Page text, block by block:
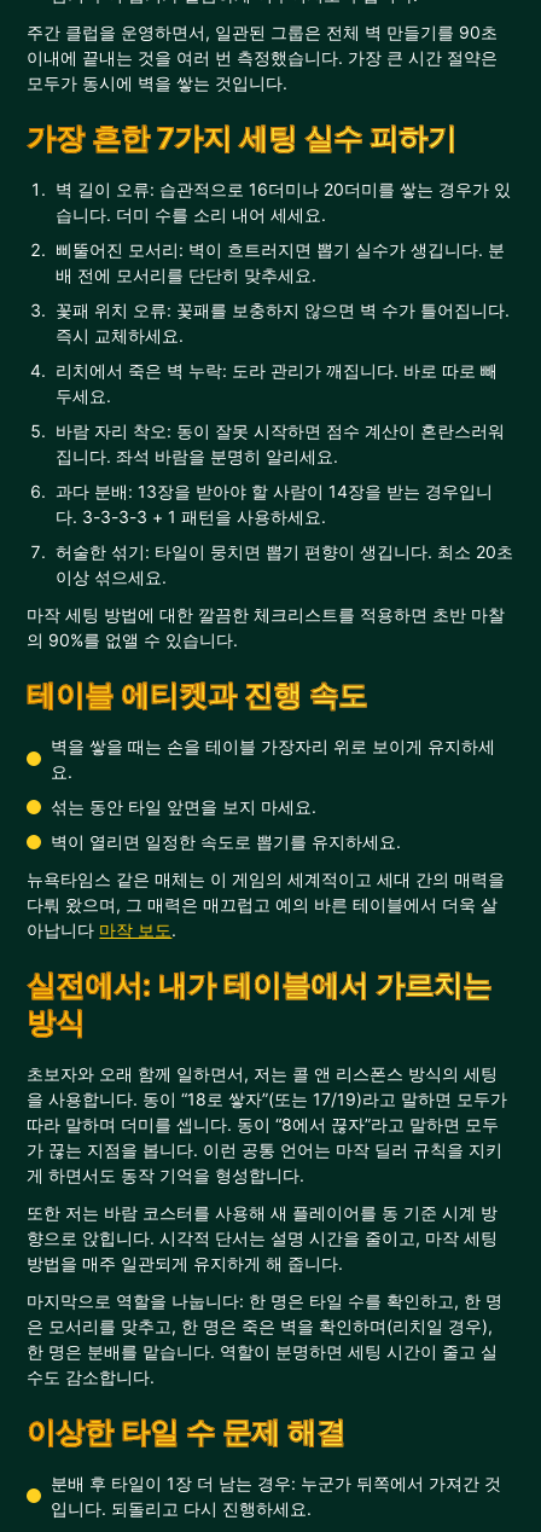
주간 클럽을 운영하면서, 일관된 그룹은 전체 벽 만들기를 90초
이내에 끝내는 것을 여러 번 측정했습니다. 가장 큰 시간 절약은
모두가 동시에 벽을 쌓는 것입니다.
가장 흔한 7가지 세팅 실수 피하기
벽 길이 오류: 습관적으로 16더미나 20더미를 쌓는 경우가 있
습니다. 더미 수를 소리 내어 세세요.
삐뚤어진 모서리: 벽이 흐트러지면 뽑기 실수가 생깁니다. 분
배 전에 모서리를 단단히 맞추세요.
꽃패 위치 오류: 꽃패를 보충하지 않으면 벽 수가 틀어집니다.
즉시 교체하세요.
리치에서 죽은 벽 누락: 도라 관리가 깨집니다. 바로 따로 빼
두세요.
바람 자리 착오: 동이 잘못 시작하면 점수 계산이 혼란스러워
집니다. 좌석 바람을 분명히 알리세요.
과다 분배: 13장을 받아야 할 사람이 14장을 받는 경우입니
다. 3-3-3-3 + 1 패턴을 사용하세요.
허술한 섞기: 타일이 뭉치면 뽑기 편향이 생깁니다. 최소 20초
이상 섞으세요.
마작 세팅 방법에 대한 깔끔한 체크리스트를 적용하면 초반 마찰
의 90%를 없앨 수 있습니다.
테이블 에티켓과 진행 속도
벽을 쌓을 때는 손을 테이블 가장자리 위로 보이게 유지하세
요.
섞는 동안 타일 앞면을 보지 마세요.
벽이 열리면 일정한 속도로 뽑기를 유지하세요.
뉴욕타임스 같은 매체는 이 게임의 세계적이고 세대 간의 매력을
다뤄 왔으며, 그 매력은 매끄럽고 예의 바른 테이블에서 더욱 살
아납니다 마작 보도.
실전에서: 내가 테이블에서 가르치는
방식
초보자와 오래 함께 일하면서, 저는 콜 앤 리스폰스 방식의 세팅
을 사용합니다. 동이 “18로 쌓자”(또는 17/19)라고 말하면 모두가
따라 말하며 더미를 셉니다. 동이 “8에서 끊자”라고 말하면 모두
가 끊는 지점을 봅니다. 이런 공통 언어는 마작 딜러 규칙을 지키
게 하면서도 동작 기억을 형성합니다.
또한 저는 바람 코스터를 사용해 새 플레이어를 동 기준 시계 방
향으로 앉힙니다. 시각적 단서는 설명 시간을 줄이고, 마작 세팅
방법을 매주 일관되게 유지하게 해 줍니다.
마지막으로 역할을 나눕니다: 한 명은 타일 수를 확인하고, 한 명
은 모서리를 맞추고, 한 명은 죽은 벽을 확인하며(리치일 경우),
한 명은 분배를 맡습니다. 역할이 분명하면 세팅 시간이 줄고 실
수도 감소합니다.
이상한 타일 수 문제 해결
분배 후 타일이 1장 더 남는 경우: 누군가 뒤쪽에서 가져간 것
입니다. 되돌리고 다시 진행하세요.